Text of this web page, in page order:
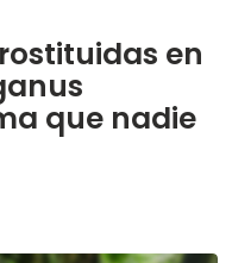
en
que nadie